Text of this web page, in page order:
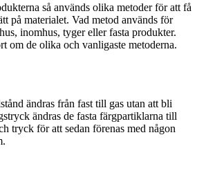
så används olika metoder för att få
på materialet. Vad metod används för
inomhus, tyger eller fasta produkter.
om de olika och vanligaste metoderna.
ändras från fast till gas utan att bli
ändras de fasta färgpartiklarna till
tryck för att sedan förenas med någon